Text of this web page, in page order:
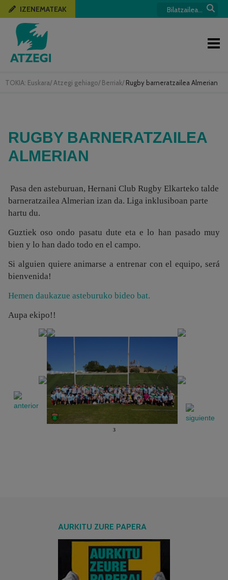
TOKIA: Euskara/ Atzegi gehiago/ Berriak/ Rugby barneratzailea Almerian
IZENEMATEAK
RUGBY BARNERATZAILEA
ALMERIAN
Pasa den asteburuan, Hernani Club Rugby Elkarteko talde
barneratzailea Almerian izan da. Liga inklusiboan parte
hartu du.
Guztiek oso ondo pasatu dute eta e lo han pasado muy
bien y lo han dado todo en el campo.
Si alguien quiere animarse a entrenar con el equipo, será
bienvenida!
Hemen daukazue asteburuko bideo bat.
Aupa ekipo!!
3
AURKITU ZURE PAPERA